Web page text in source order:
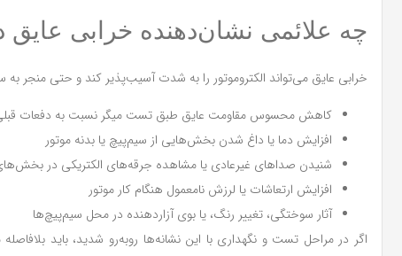
چه علائمی نشان‌دهنده خرابی عایق
خرابی عایق می‌تواند الکتروموتور را به شدت آسیب‌پذیر کند و حتی منجر
کاهش محسوس مقاومت عایق طبق تست میگر نسبت به دفعات
افزایش دما یا داغ شدن بخش‌هایی از سیم‌پیچ یا بدنه موتور
شنیدن صداهای غیرعادی یا مشاهده جرقه‌های الکتریکی در
افزایش ارتعاشات یا لرزش نامعمول هنگام کار موتور
آثار سوختگی، تغییر رنگ، یا بوی آزاردهنده در محل سیم‌پیچ‌ها
اگر در مراحل تست و نگهداری با این نشانه‌ها روبه‌رو شدید، باید